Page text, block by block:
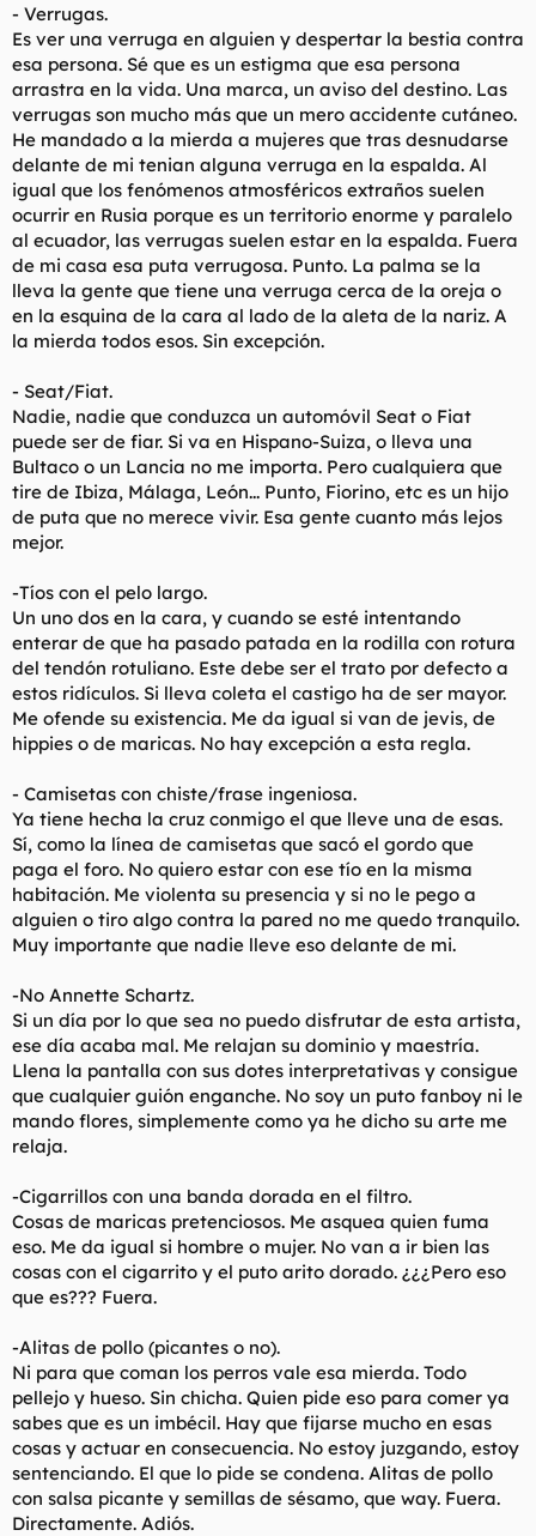
- Verrugas.
Es ver una verruga en alguien y despertar la bestia contra
esa persona. Sé que es un estigma que esa persona
arrastra en la vida. Una marca, un aviso del destino. Las
verrugas son mucho más que un mero accidente cutáneo.
He mandado a la mierda a mujeres que tras desnudarse
delante de mi tenian alguna verruga en la espalda. Al
igual que los fenómenos atmosféricos extraños suelen
ocurrir en Rusia porque es un territorio enorme y paralelo
al ecuador, las verrugas suelen estar en la espalda. Fuera
de mi casa esa puta verrugosa. Punto. La palma se la
lleva la gente que tiene una verruga cerca de la oreja o
en la esquina de la cara al lado de la aleta de la nariz. A
la mierda todos esos. Sin excepción.
- Seat/Fiat.
Nadie, nadie que conduzca un automóvil Seat o Fiat
puede ser de fiar. Si va en Hispano-Suiza, o lleva una
Bultaco o un Lancia no me importa. Pero cualquiera que
tire de Ibiza, Málaga, León... Punto, Fiorino, etc es un hijo
de puta que no merece vivir. Esa gente cuanto más lejos
mejor.
-Tíos con el pelo largo.
Un uno dos en la cara, y cuando se esté intentando
enterar de que ha pasado patada en la rodilla con rotura
del tendón rotuliano. Este debe ser el trato por defecto a
estos ridículos. Si lleva coleta el castigo ha de ser mayor.
Me ofende su existencia. Me da igual si van de jevis, de
hippies o de maricas. No hay excepción a esta regla.
- Camisetas con chiste/frase ingeniosa.
Ya tiene hecha la cruz conmigo el que lleve una de esas.
Sí, como la línea de camisetas que sacó el gordo que
paga el foro. No quiero estar con ese tío en la misma
habitación. Me violenta su presencia y si no le pego a
alguien o tiro algo contra la pared no me quedo tranquilo.
Muy importante que nadie lleve eso delante de mi.
-No Annette Schartz.
Si un día por lo que sea no puedo disfrutar de esta artista,
ese día acaba mal. Me relajan su dominio y maestría.
Llena la pantalla con sus dotes interpretativas y consigue
que cualquier guión enganche. No soy un puto fanboy ni le
mando flores, simplemente como ya he dicho su arte me
relaja.
-Cigarrillos con una banda dorada en el filtro.
Cosas de maricas pretenciosos. Me asquea quien fuma
eso. Me da igual si hombre o mujer. No van a ir bien las
cosas con el cigarrito y el puto arito dorado. ¿¿¿Pero eso
que es??? Fuera.
-Alitas de pollo (picantes o no).
Ni para que coman los perros vale esa mierda. Todo
pellejo y hueso. Sin chicha. Quien pide eso para comer ya
sabes que es un imbécil. Hay que fijarse mucho en esas
cosas y actuar en consecuencia. No estoy juzgando, estoy
sentenciando. El que lo pide se condena. Alitas de pollo
con salsa picante y semillas de sésamo, que way. Fuera.
Directamente. Adiós.